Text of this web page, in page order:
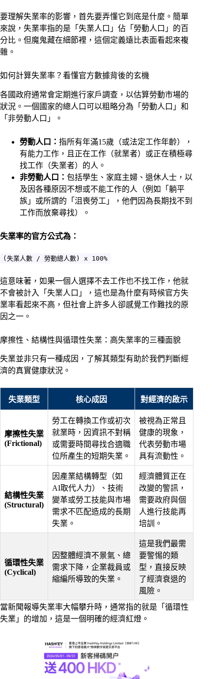
要理解失業率的影響，首先要弄懂它到底是什麼。簡單
來說，失業率指的是「失業人口」佔「勞動人口」的百
分比。但魔鬼藏在細節裡，這個定義遠比表面看起來複
雜。
如何計算失業率？看懂官方數據背後的玄機
各國政府通常會定期進行家戶調查，以估算勞動市場的
狀況。一個國家的總人口可以粗略分為「勞動人口」和
「非勞動人口」。
勞動人口： 指所有年滿15歲（或法定工作年齡），
有能力工作，且正在工作（就業者）或正在積極尋
找工作（失業者）的人。
非勞動人口： 包括學生、家庭主婦、退休人士，以
及因各種原因不想或不能工作的人（例如「躺平
族」或所謂的「沮喪勞工」，他們因為長期找不到
工作而放棄尋找）。
失業率的官方公式為：
(失業人數 / 勞動總人數) x 100%
這意味著，如果一個人選擇不去工作也不找工作，他就
不會被計入「失業人口」，這也是為什麼有時候官方失
業率看起來不高，但社會上許多人卻感覺工作難找的原
因之一。
摩擦性、結構性與循環性失業：高失業率的三種面貌
失業並非只有一種成因，了解其類型有助於我們判斷經
濟的真實健康狀況。
失業類型 核心成因 對經濟的啟示
摩擦性失業
(Frictional)
勞工在轉換工作或初次
就業時，因資訊不對稱
或需要時間尋找合適職
位所產生的短期失業。
被視為正常且
健康的現象，
代表勞動市場
具有流動性。
結構性失業
(Structural)
因產業結構轉型（如
AI取代人力）、技術
變革或勞工技能與市場
需求不匹配造成的長期
失業。
經濟體質正在
改變的警訊，
需要政府與個
人進行技能再
培訓。
循環性失業
(Cyclical)
因整體經濟不景氣、總
需求下降，企業裁員或
縮編所導致的失業。
這是我們最需
要警惕的類
型，直接反映
了經濟衰退的
風險。
當新聞報導失業率大幅攀升時，通常指的就是「循環性
失業」的增加，這是一個明確的經濟紅燈。